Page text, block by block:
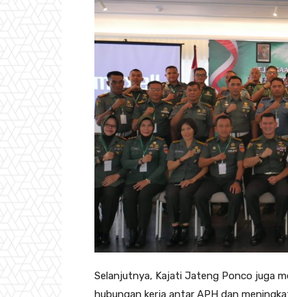
Selanjutnya, Kajati Jateng Ponco juga
hubungan kerja antar APH dan